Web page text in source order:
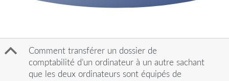
B
Comment transférer un dossier de
comptabilité d’un ordinateur à un autre sachant
que les deux ordinateurs sont équipés de